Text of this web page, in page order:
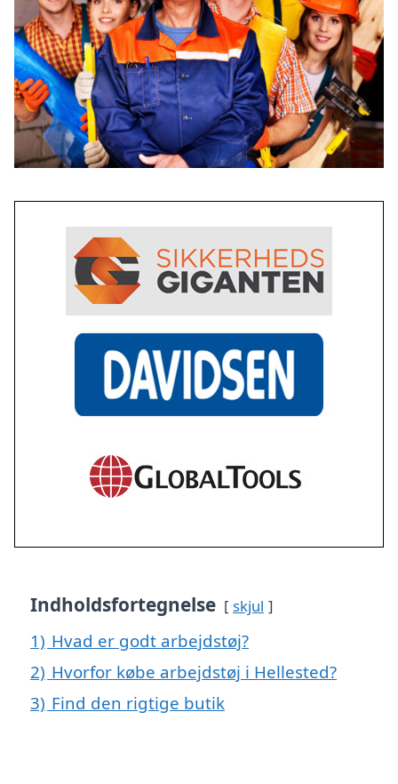
Indholdsfortegnelse skjul
1) Hvad er godt arbejdstøj?
2) Hvorfor købe arbejdstøj i Hellested?
3) Find den rigtige butik